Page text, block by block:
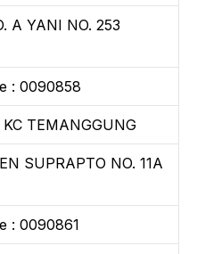
A YANI NO. 253
: 0090858
TEMANGGUNG
SUPRAPTO NO. 11A
: 0090861